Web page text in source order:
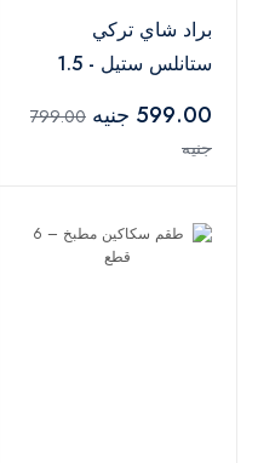
براد شاي تركي
ستانلس ستيل - 1.5
599.00 جنيه
799.00
جنيه